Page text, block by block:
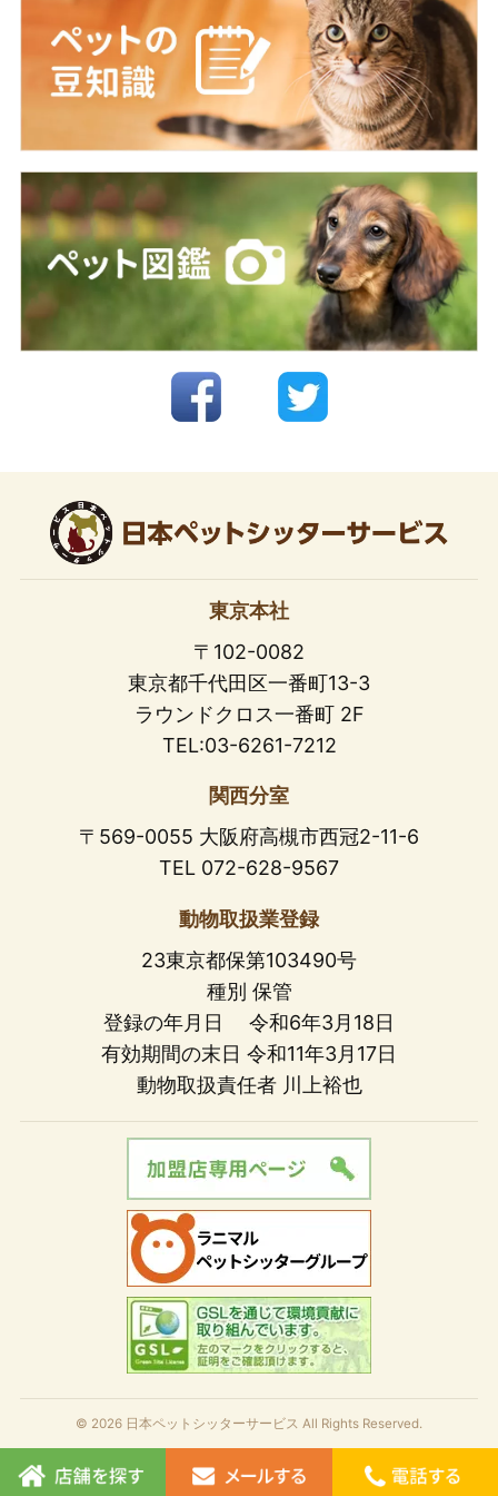
東京本社
〒102-0082
東京都千代田区一番町13-3
ラウンドクロス一番町 2F
TEL:03-6261-7212
関西分室
〒569-0055 大阪府高槻市西冠2-11-6
TEL 072-628-9567
動物取扱業登録
23東京都保第103490号
種別 保管
登録の年月日 令和6年3月18日
有効期間の末日 令和11年3月17日
動物取扱責任者 川上裕也
© 2026 日本ペットシッターサービス All Rights Reserved.